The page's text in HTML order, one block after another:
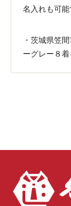
名入れも可能
・茨城県笠
ーグレー８着